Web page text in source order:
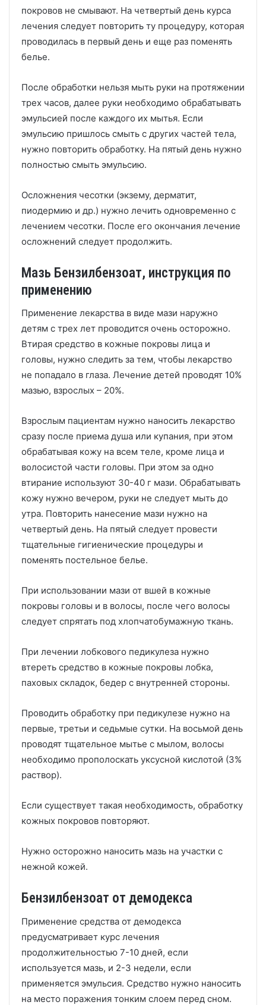
покровов не смывают. На четвертый день курса
лечения следует повторить ту процедуру, которая
проводилась в первый день и еще раз поменять
белье.
После обработки нельзя мыть руки на протяжении
трех часов, далее руки необходимо обрабатывать
эмульсией после каждого их мытья. Если
эмульсию пришлось смыть с других частей тела,
нужно повторить обработку. На пятый день нужно
полностью смыть эмульсию.
Осложнения чесотки (экзему, дерматит,
пиодермию и др.) нужно лечить одновременно с
лечением чесотки. После его окончания лечение
осложнений следует продолжить.
Мазь Бензилбензоат, инструкция по
применению
Применение лекарства в виде мази наружно
детям с трех лет проводится очень осторожно.
Втирая средство в кожные покровы лица и
головы, нужно следить за тем, чтобы лекарство
не попадало в глаза. Лечение детей проводят 10%
мазью, взрослых – 20%.
Взрослым пациентам нужно наносить лекарство
сразу после приема душа или купания, при этом
обрабатывая кожу на всем теле, кроме лица и
волосистой части головы. При этом за одно
втирание используют 30-40 г мази. Обрабатывать
кожу нужно вечером, руки не следует мыть до
утра. Повторить нанесение мази нужно на
четвертый день. На пятый следует провести
тщательные гигиенические процедуры и
поменять постельное белье.
При использовании мази от вшей в кожные
покровы головы и в волосы, после чего волосы
следует спрятать под хлопчатобумажную ткань.
При лечении лобкового педикулеза нужно
втереть средство в кожные покровы лобка,
паховых складок, бедер с внутренней стороны.
Проводить обработку при педикулезе нужно на
первые, третьи и седьмые сутки. На восьмой день
проводят тщательное мытье с мылом, волосы
необходимо прополоскать уксусной кислотой (3%
раствор).
Если существует такая необходимость, обработку
кожных покровов повторяют.
Нужно осторожно наносить мазь на участки с
нежной кожей.
Бензилбензоат от демодекса
Применение средства от демодекса
предусматривает курс лечения
продолжительностью 7-10 дней, если
используется мазь, и 2-3 недели, если
применяется эмульсия. Средство нужно наносить
на место поражения тонким слоем перед сном.